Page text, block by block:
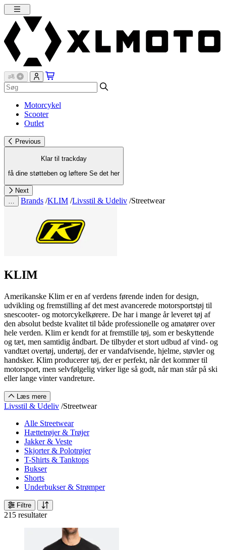
Motorcykel
Scooter
Outlet
Previous
Klar til trackday
få dine støtteben og løftere Se det her
Next
Brands /KLIM /Livsstil & Udeliv /Streetwear
KLIM
Amerikanske Klim er en af verdens førende inden for design,
udvikling og fremstilling af det mest avancerede motorsportstøj til
snescooter- og motorcykelkørere. De har i mange år leveret tøj af
den absolut bedste kvalitet til både professionelle og amatører over
hele verden. Klim er kendt for at fremstille tøj, som er beskyttende
og tæt, men samtidig åndbart. De tilbyder et stort udbud af vind- og
vandtæt overtøj, undertøj, der er vandafvisende, hjelme, støvler og
handsker. Klim producerer tøj, der er perfekt, når det kommer til
motorsport, men selvfølgelig virker lige så godt, når man står på ski
eller lange vinter vandreture.
Læs mere
Livsstil & Udeliv /Streetwear
Alle Streetwear
Hættetrøjer & Trøjer
Jakker & Veste
Skjorter & Polotrøjer
T-Shirts & Tanktops
Bukser
Shorts
Underbukser & Strømper
Filtre
215 resultater